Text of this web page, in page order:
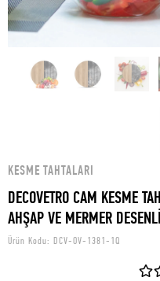
KESME TAHTALARI
DECOVETRO CAM KESME
AHŞAP VE MERMER
Ürün Kodu: DCV-OV-1381-1Q